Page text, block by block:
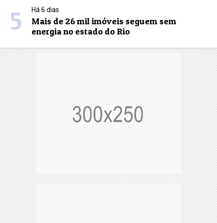
5 Há 6 dias
Mais de 26 mil imóveis seguem sem
energia no estado do Rio